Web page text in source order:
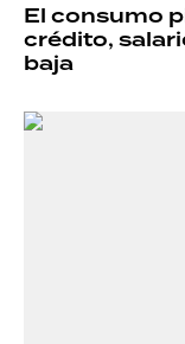
El consumo
crédito,
baja